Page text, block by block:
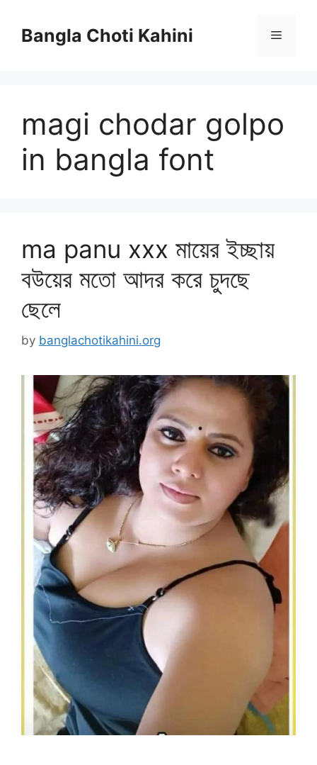
contentBangla Choti Kahini Menu
magi chodar golpo
in bangla font
ma panu xxx মায়ের ইচ্ছায়
বউয়ের মতো আদর করে চুদছে
ছেলে
by banglachotikahini.org